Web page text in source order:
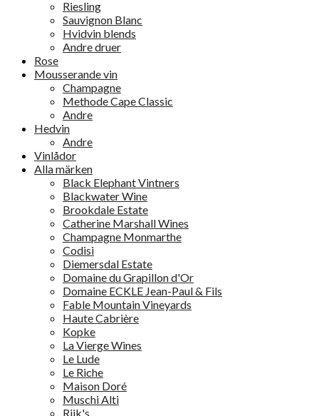
Riesling
Sauvignon Blanc
Hvidvin blends
Andre druer
Rose
Mousserande vin
Champagne
Methode Cape Classic
Andre
Hedvin
Andre
Vinlådor
Alla märken
Black Elephant Vintners
Blackwater Wine
Brookdale Estate
Catherine Marshall Wines
Champagne Monmarthe
Codisi
Diemersdal Estate
Domaine du Grapillon d'Or
Domaine ECKLE Jean-Paul & Fils
Fable Mountain Vineyards
Haute Cabrière
Kopke
La Vierge Wines
Le Lude
Le Riche
Maison Doré
Muschi Alti
Rijk's